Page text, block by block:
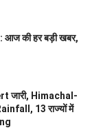
की हर बड़ी खबर,
जारी, Himachal-
13 राज्यों में